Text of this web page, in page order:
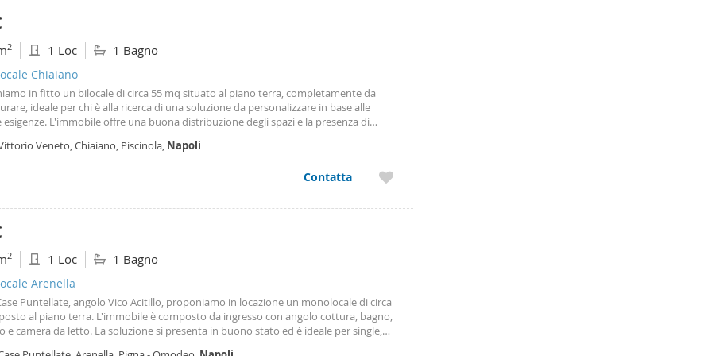
e su tiktok: casagroup_immobiliare
2 1 Loc 1 Bagno
Chiaiano
in fitto un bilocale di circa 55 mq situato al piano terra, completamente da
ideale per chi è alla ricerca di una soluzione da personalizzare in base alle
esigenze. L'immobile offre una buona distribuzione degli spazi e la presenza di
per chi desidera valorizzare un immobile con interventi di ristrutturazione.
Veneto, Chiaiano, Piscinola, Napoli
Contatta
2 1 Loc 1 Bagno
Arenella
Puntellate, angolo Vico Acitillo, proponiamo in locazione un monolocale di circa
al piano terra. L'immobile è composto da ingresso con angolo cottura, bagno,
e camera da letto. La soluzione si presenta in buono stato ed è ideale per single,